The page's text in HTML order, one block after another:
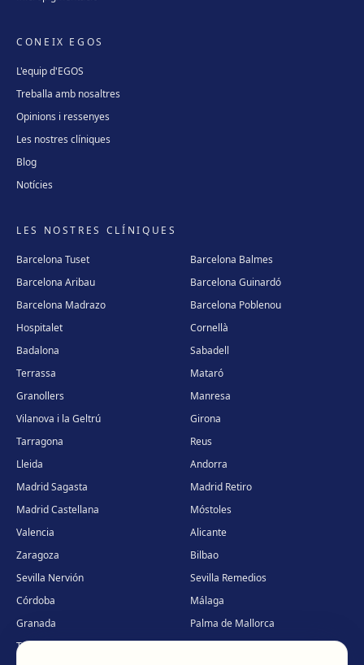
CONEIX EGOS
L'equip d'EGOS
Treballa amb nosaltres
Opinions i ressenyes
Les nostres clíniques
Blog
Notícies
LES NOSTRES CLÍNIQUES
Barcelona Tuset
Barcelona Balmes
Barcelona Aribau
Barcelona Guinardó
Barcelona Madrazo
Barcelona Poblenou
Hospitalet
Cornellà
Badalona
Sabadell
Terrassa
Mataró
Granollers
Manresa
Vilanova i la Geltrú
Girona
Tarragona
Reus
Lleida
Andorra
Madrid Sagasta
Madrid Retiro
Madrid Castellana
Móstoles
Valencia
Alicante
Zaragoza
Bilbao
Sevilla Nervión
Sevilla Remedios
Córdoba
Málaga
Granada
Palma de Mallorca
Tenerife
Portugal · Famalicão